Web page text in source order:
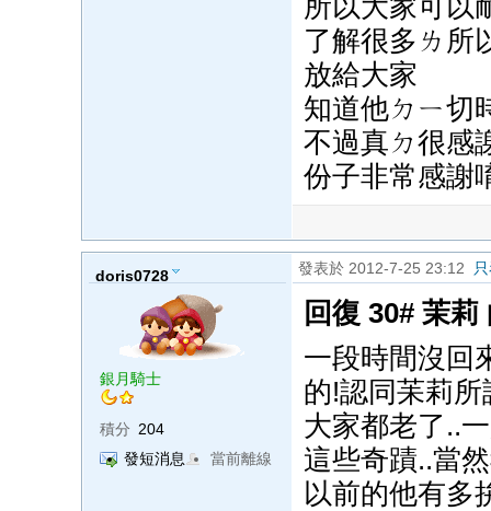
所以大家可以
了解很多ㄌ所
放給大家
知道他ㄉㄧ切
不過真ㄉ很感
份子非常感謝
doris0728
銀月騎士
積分 204
發短消息
當前離線
發表於 2012-7-25 23:12
回復 30# 茉莉
一段時間沒回
的!認同苿莉
大家都老了..
這些奇蹟..當
以前的他有多